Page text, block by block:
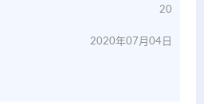
20
2020年07月04日